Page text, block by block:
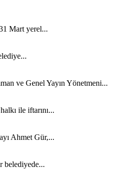
Mart yerel...
ve Genel Yayın Yönetmeni...
ile iftarını...
Ahmet Gür,...
belediyede...